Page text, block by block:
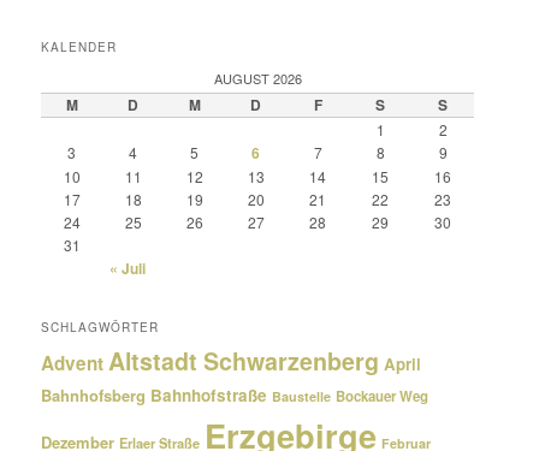
KALENDER
AUGUST 2026
M D M D F S S
1
2
3
4 5 6 7 8
9
10
11 12 13 14 15
16
17
18 19 20 21 22
23
24
25 26 27 28 29
30
31
« Juli
SCHLAGWÖRTER
AdventAltstadt Schwarzenberg April
Bahnhofsberg Bahnhofstraße Baustelle Bockauer Weg
Dezember Erlaer Straße Erzgebirge Februar